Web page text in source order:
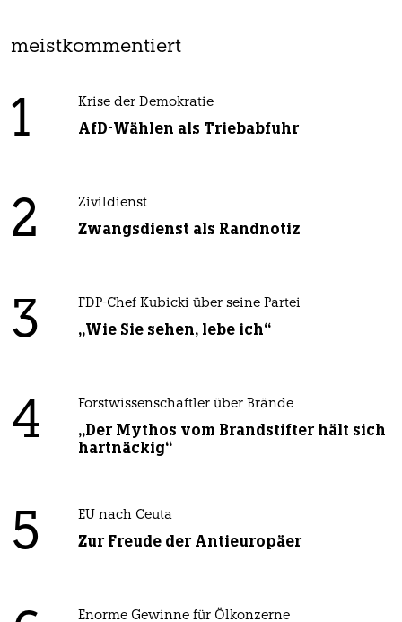
meistkommentiert
1 Krise der Demokratie
AfD-Wählen als Triebabfuhr
2 Zivildienst
Zwangsdienst als Randnotiz
3 FDP-Chef Kubicki über seine Partei
„Wie Sie sehen, lebe ich“
4 Forstwissenschaftler über Brände
„Der Mythos vom Brandstifter hält sich
hartnäckig“
5 EU nach Ceuta
Zur Freude der Antieuropäer
Enorme Gewinne für Ölkonzerne